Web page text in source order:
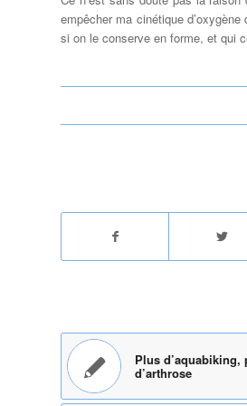
empêcher ma cinétique
si on le conserve en forme, et qui
Plus
d’arthrose